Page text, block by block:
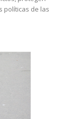
políticas de las